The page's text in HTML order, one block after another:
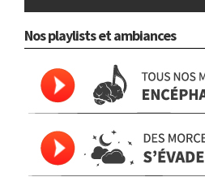
Nos playlists et ambiances